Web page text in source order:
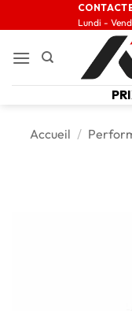
Lundi -
Accueil /